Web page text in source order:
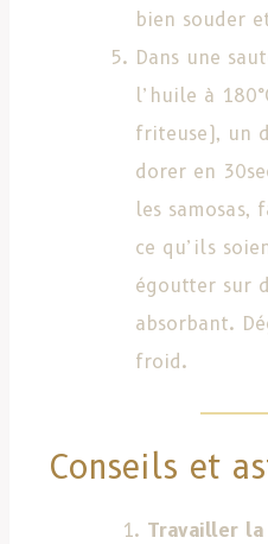
bien souder
Dans une
l’huile à
friteuse), un
dorer en
les samosas,
ce qu’ils
égoutter sur
absorbant.
froid.
Conseils et
Travailler la